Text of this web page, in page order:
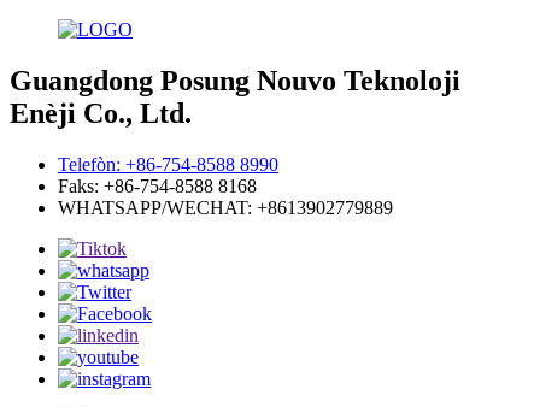
Guangdong Posung Nouvo Teknoloji
Enèji Co., Ltd.
Telefòn: +86-754-8588 8990
Faks: +86-754-8588 8168
WHATSAPP/WECHAT: +8613902779889